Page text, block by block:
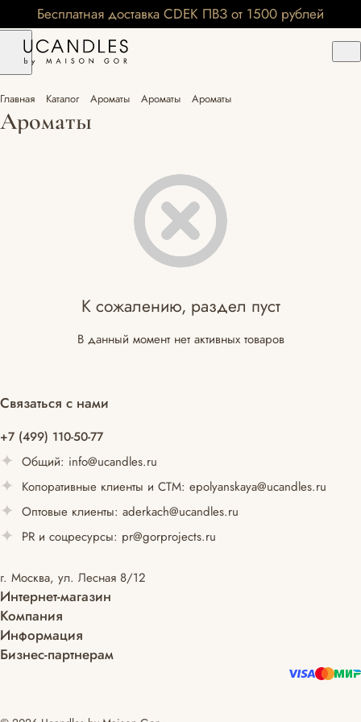
Бесплатная доставка CDEK ПВЗ от 1500 рублей
Главная Каталог Ароматы Ароматы Ароматы
Ароматы
К сожалению, раздел пуст
В данный момент нет активных товаров
Связаться с нами
+7 (499) 110-50-77
Общий: info@ucandles.ru
Копоративные клиенты и СТМ: epolyanskaya@ucandles.ru
Оптовые клиенты: aderkach@ucandles.ru
PR и соцресурсы: pr@gorprojects.ru
г. Москва, ул. Лесная 8/12
Интернет-магазин
Компания
Информация
Бизнес-партнерам